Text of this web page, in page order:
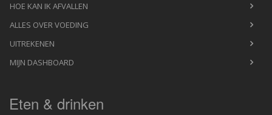
HOE KAN IK AFVALLEN
ALLES OVER VOEDING
UITREKENEN
MIJN DASHBOARD
Eten & drinken